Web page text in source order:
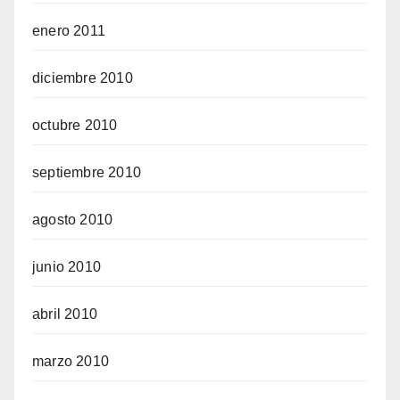
enero 2011
diciembre 2010
octubre 2010
septiembre 2010
agosto 2010
junio 2010
abril 2010
marzo 2010